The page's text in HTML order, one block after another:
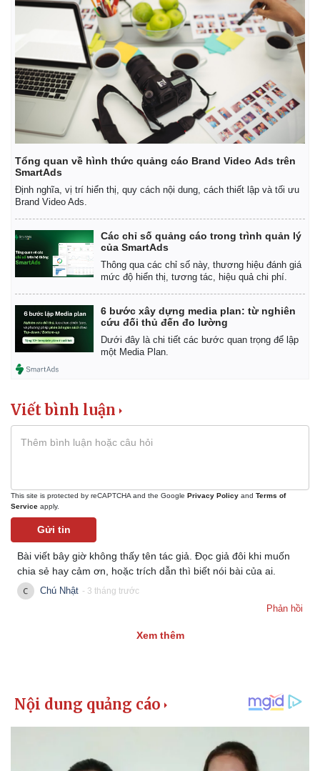
Thể thao
Thế giới thể thao
eSports
Hậu trường
Tư vấn
Tổng quan về hình thức quảng cáo Brand Video Ads trên
SmartAds
Định nghĩa, vị trí hiển thị, quy cách nội dung, cách thiết lập và tối ưu
Brand Video Ads.
Các chỉ số quảng cáo trong trình quản lý
của SmartAds
Thông qua các chỉ số này, thương hiệu đánh giá
mức độ hiển thị, tương tác, hiệu quả chi phí.
6 bước xây dựng media plan: từ nghiên
cứu đối thủ đến đo lường
Dưới đây là chi tiết các bước quan trọng để lập
một Media Plan.
Viết bình luận
This site is protected by reCAPTCHA and the Google Privacy Policy and Terms of
Service apply.
Gửi tin
Bài viết bây giờ không thấy tên tác giả. Đọc giả đôi khi muốn
chia sẻ hay cảm ơn, hoặc trích dẫn thì biết nói bài của ai.
Chú Nhật - 3 tháng trước
Phản hồi
Xem thêm